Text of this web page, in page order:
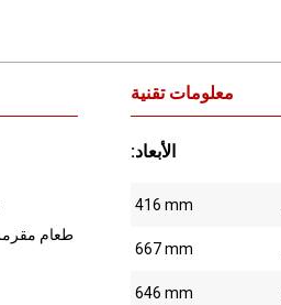
معلومات تقنية
:الأبعاد
416 mm
667 mm
646 mm